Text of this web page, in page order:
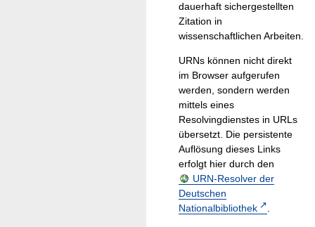
dauerhaft sichergestellten
Zitation in
wissenschaftlichen Arbeiten.
URNs können nicht direkt
im Browser aufgerufen
werden, sondern werden
mittels eines
Resolvingdienstes in URLs
übersetzt. Die persistente
Auflösung dieses Links
erfolgt hier durch den
URN-Resolver der
Deutschen
Nationalbibliothek
.